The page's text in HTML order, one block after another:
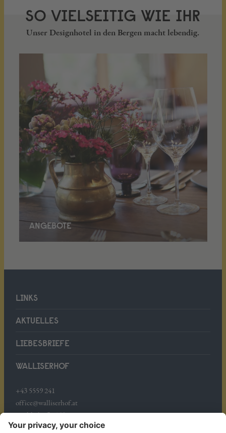
SO VIELSEITIG WIE IHR
Unser Designhotel in den Bergen macht lebendig.
ANGEBOTE
WALLISERHOF
+43 5559 241
office@walliserhof.at
Mühledörfle 158
A-6708 Brand
LINKS
AKTUELLES
LIEBESBRIEFE